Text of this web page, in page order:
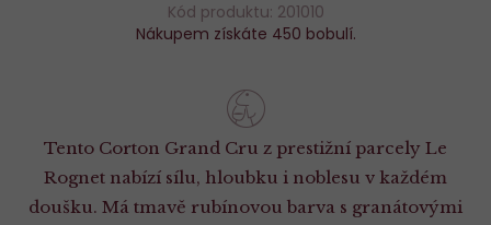
Tento Corton Grand Cru z prestižní parcely Le
Rognet nabízí sílu, hloubku i noblesu v každém
doušku. Má tmavě rubínovou barva s granátovými
Kód produktu: 201010
Nákupem získáte 450 bobulí.